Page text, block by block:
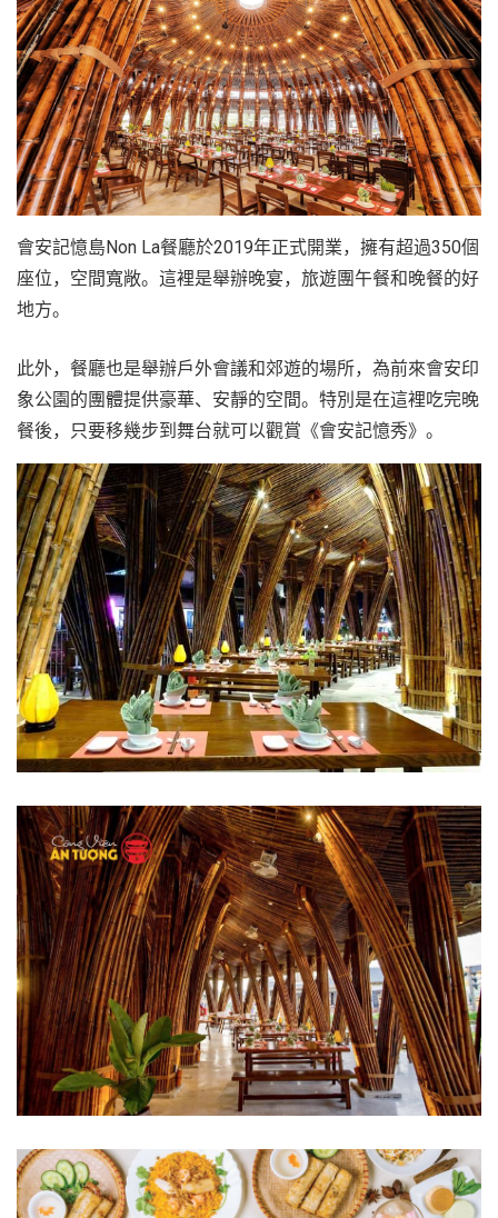
會安記憶島Non La餐廳於2019年正式開業，擁有超過350個
座位，空間寬敞。這裡是舉辦晚宴，旅遊團午餐和晚餐的好
地方。
此外，餐廳也是舉辦戶外會議和郊遊的場所，為前來會安印
象公園的團體提供豪華、安靜的空間。特別是在這裡吃完晚
餐後，只要移幾步到舞台就可以觀賞《會安記憶秀》。